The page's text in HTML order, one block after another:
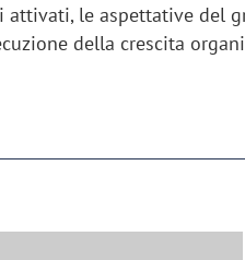
le aspettative del
della crescita